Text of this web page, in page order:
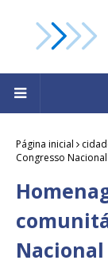
Página inicial
Congresso Nacional
Nacional